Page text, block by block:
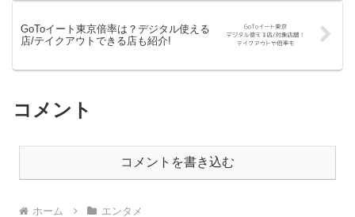
GoToイート東京倍率は？デジタル使える
店/テイクアウトできる店も紹介!
コメント
コメントを書き込む
ホーム エンタメ